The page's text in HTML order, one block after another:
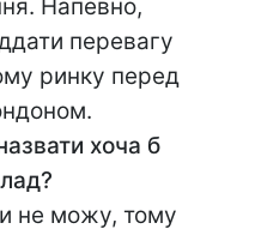
Напевно,
перевагу
ринку перед
хоча б
не можу, тому